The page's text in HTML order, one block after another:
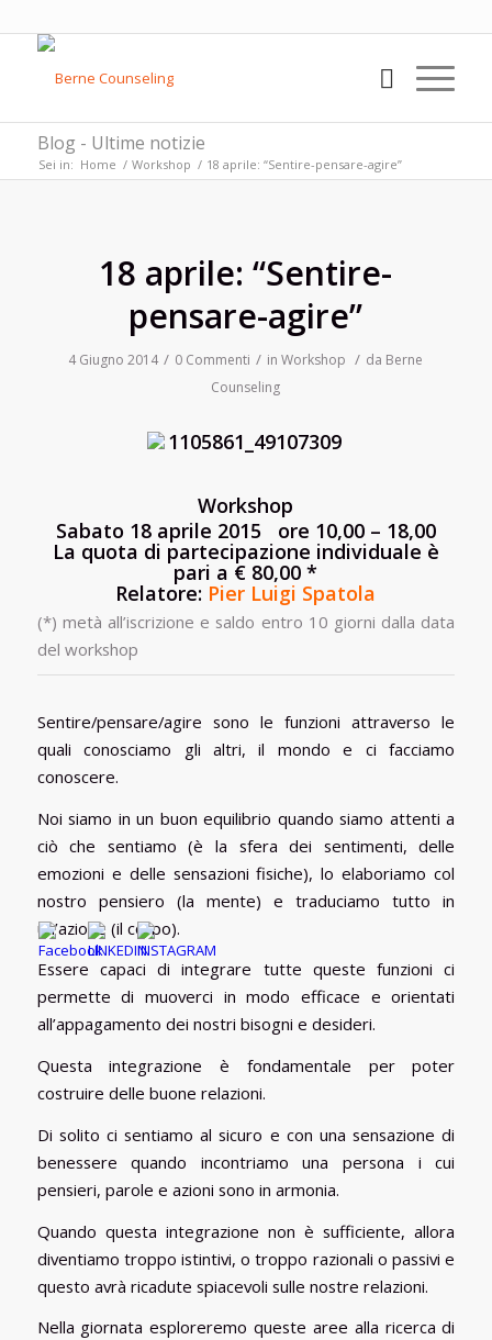
Blog - Ultime notizie
Sei in: Home / Workshop / 18 aprile: “Sentire-pensare-agire”
18 aprile: “Sentire-
pensare-agire”
4 Giugno 2014 / 0 Commenti / inWorkshop / da Berne
Counseling
Workshop
Sabato 18 aprile 2015 ore 10,00 – 18,00
La quota di partecipazione individuale è
pari a € 80,00 *
Relatore: Pier Luigi Spatola
(*) metà all’iscrizione e saldo entro 10 giorni dalla data
del workshop
Sentire/pensare/agire sono le funzioni attraverso le
quali conosciamo gli altri, il mondo e ci facciamo
conoscere.
Noi siamo in un buon equilibrio quando siamo attenti a
ciò che sentiamo (è la sfera dei sentimenti, delle
emozioni e delle sensazioni fisiche), lo elaboriamo col
nostro pensiero (la mente) e traduciamo tutto in
un’azione (il corpo).
Essere capaci di integrare tutte queste funzioni ci
permette di muoverci in modo efficace e orientati
all’appagamento dei nostri bisogni e desideri.
Questa integrazione è fondamentale per poter
costruire delle buone relazioni.
Di solito ci sentiamo al sicuro e con una sensazione di
benessere quando incontriamo una persona i cui
pensieri, parole e azioni sono in armonia.
Quando questa integrazione non è sufficiente, allora
diventiamo troppo istintivi, o troppo razionali o passivi e
questo avrà ricadute spiacevoli sulle nostre relazioni.
Nella giornata esploreremo queste aree alla ricerca di